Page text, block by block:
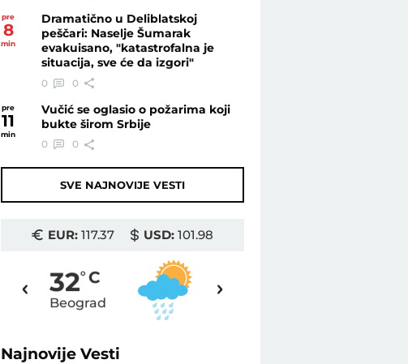
pre
8
min
Dramatično u Deliblatskoj
peščari: Naselje Šumarak
evakuisano, "katastrofalna je
situacija, sve će da izgori"
0 0
pre
11
min
Vučić se oglasio o požarima koji
bukte širom Srbije
0 0
SVE NAJNOVIJE VESTI
EUR:117.37 USD: 101.98
32o C
Beograd
NajnovijeVesti